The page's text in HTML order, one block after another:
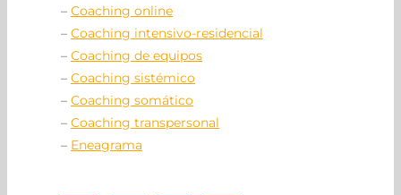
– Coaching online
– Coaching intensivo-residencial
– Coaching de equipos
– Coaching sistémico
– Coaching somático
– Coaching transpersonal
– Eneagrama